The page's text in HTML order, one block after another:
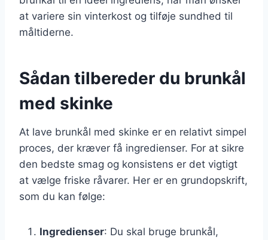
at variere sin vinterkost og tilføje sundhed til
måltiderne.
Sådan tilbereder du brunkål
med skinke
At lave brunkål med skinke er en relativt simpel
proces, der kræver få ingredienser. For at sikre
den bedste smag og konsistens er det vigtigt
at vælge friske råvarer. Her er en grundopskrift,
som du kan følge:
Ingredienser: Du skal bruge brunkål,